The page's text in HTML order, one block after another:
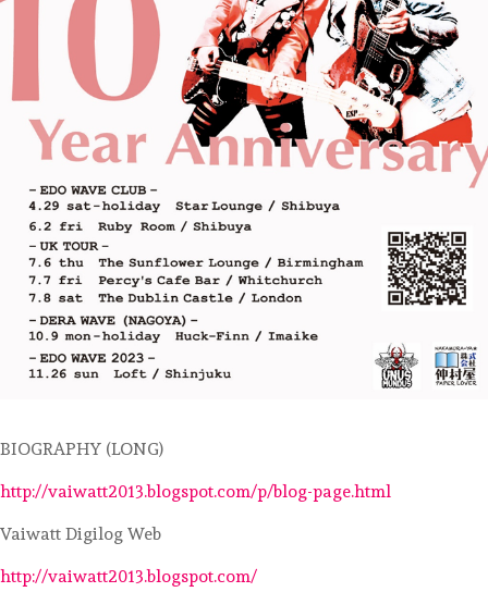
BIOGRAPHY (LONG)
http://vaiwatt2013.blogspot.com/p/blog-page.html
Vaiwatt Digilog Web
http://vaiwatt2013.blogspot.com/